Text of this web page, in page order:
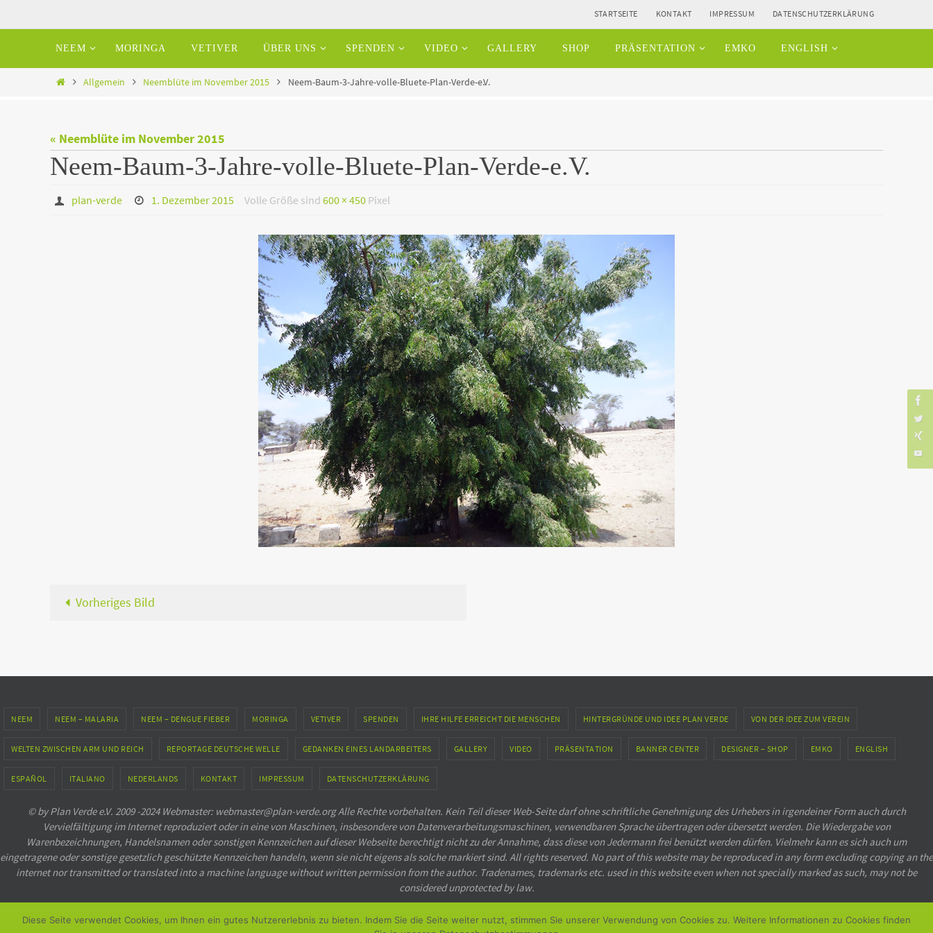
Inhalt
STARTSEITE KONTAKT IMPRESSUM DATENSCHUTZERKLÄRUNG
springen
NEEM MORINGA VETIVER ÜBER UNS SPENDEN VIDEO GALLERY SHOP PRÄSENTATION EMKO ENGLISH
HomeAllgemein Neemblüte im November 2015 Neem-Baum-3-Jahre-volle-Bluete-Plan-Verde-e.V.
« Neemblüte im November 2015
Neem-Baum-3-Jahre-volle-Bluete-Plan-Verde-e.V.
plan-verde 1. Dezember 2015 Volle Größe sind600 × 450 Pixel
Vorheriges Bild
NEEM NEEM – MALARIA NEEM – DENGUE FIEBER MORINGA VETIVER SPENDEN IHRE HILFE ERREICHT DIE MENSCHEN HINTERGRÜNDE UND IDEE PLAN VERDE VON DER IDEE ZUM VEREIN
WELTEN ZWISCHEN ARM UND REICH REPORTAGE DEUTSCHE WELLE GEDANKEN EINES LANDARBEITERS GALLERY VIDEO PRÄSENTATION BANNER CENTER DESIGNER – SHOP EMKO ENGLISH
ESPAÑOL ITALIANO NEDERLANDS KONTAKT IMPRESSUM DATENSCHUTZERKLÄRUNG
© by Plan Verde e.V. 2009 -2024 Webmaster: webmaster@plan-verde.org Alle Rechte vorbehalten. Kein Teil dieser Web-Seite darf ohne schriftliche Genehmigung des Urhebers in irgendeiner Form auch durch
Vervielfältigung im Internet reproduziert oder in eine von Maschinen, insbesondere von Datenverarbeitungsmaschinen, verwendbaren Sprache übertragen oder übersetzt werden. Die Wiedergabe von
Warenbezeichnungen, Handelsnamen oder sonstigen Kennzeichen auf dieser Webseite berechtigt nicht zu der Annahme, dass diese von Jedermann frei benützt werden dürfen. Vielmehr kann es sich auch um
eingetragene oder sonstige gesetzlich geschützte Kennzeichen handeln, wenn sie nicht eigens als solche markiert sind. All rights reserved. No part of this website may be reproduced in any form excluding copying an the
internet nor transmitted or translated into a machine language without written permission from the author. Tradenames, trademarks etc. used in this website even when not specially marked as such, may not be
considered unprotected by law.
Powered by Nirvana WordPress.
Diese Seite verwendet Cookies, um Ihnen ein gutes Nutzererlebnis zu bieten. Indem Sie die Seite weiter nutzt, stimmen Sie unserer Verwendung von Cookies zu. Weitere Informationen zu Cookies finden